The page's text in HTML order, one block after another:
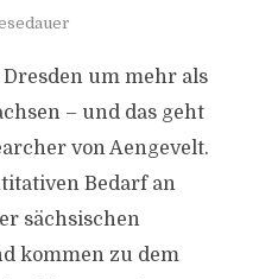
Dresden um mehr als
– und das geht
von Aengevelt.
Bedarf an
sächsischen
kommen zu dem